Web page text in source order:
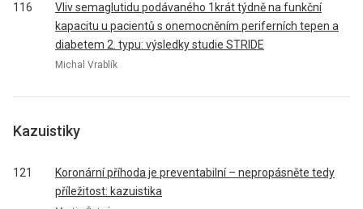
116
Vliv semaglutidu podávaného 1krát týdně na funkční
kapacitu u pacientů s onemocněním periferních tepen a
diabetem 2. typu: výsledky studie STRIDE
Michal Vrablík
Kazuistiky
121
Koronární příhoda je preventabilní – nepropásněte tedy
příležitost: kazuistika